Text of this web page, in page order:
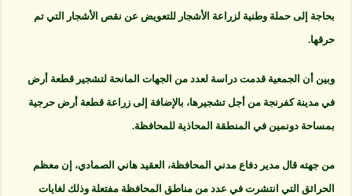
بحاجة إلى حملة وطنية لزراعة الأشجار للتعويض عن نقص الأشجار التي تم
حرقها.
وبين أن الجمعية قدمت دراسة لعدد من الجهات المانحة لتشجير قطعة أرض
في مدينة كفرنجة من أجل تشجيرها، بالإضافة إلى زراعة قطعة أرض حرجية
بمساحة دونمين في المنطقة المحاذية للمحافظة.
من جهته قال مدير دفاع مدني المحافظة، العقيد هاني الصمادي، إن معظم
الحرائق التي انتشرت في عدد من مناطق المحافظة مفتعلة وذلك لغايات